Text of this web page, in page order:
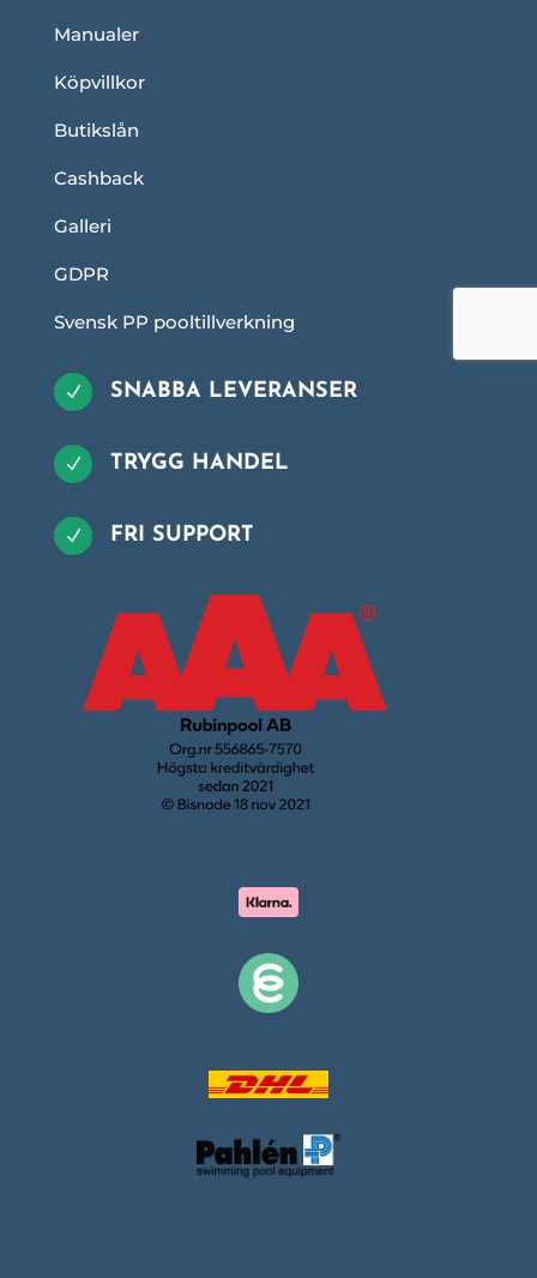
Manualer
Köpvillkor
Butikslån
Cashback
Galleri
GDPR
Svensk PP pooltillverkning
N SNABBA LEVERANSER
N TRYGG HANDEL
N FRI SUPPORT